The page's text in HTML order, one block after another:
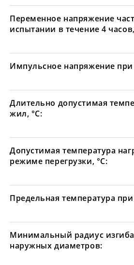
Переменное напряжение
испытании в течение 4
Импульсное напряжение
Длительно допустимая
жил, °С:
Допустимая температура
режиме перегрузки, °С:
Предельная температура при
Минимальный радиус
наружных диаметров: